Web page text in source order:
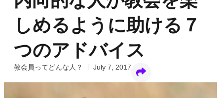
しめるように助ける７
つのアドバイス
教会員ってどんな人？ July 7, 2017